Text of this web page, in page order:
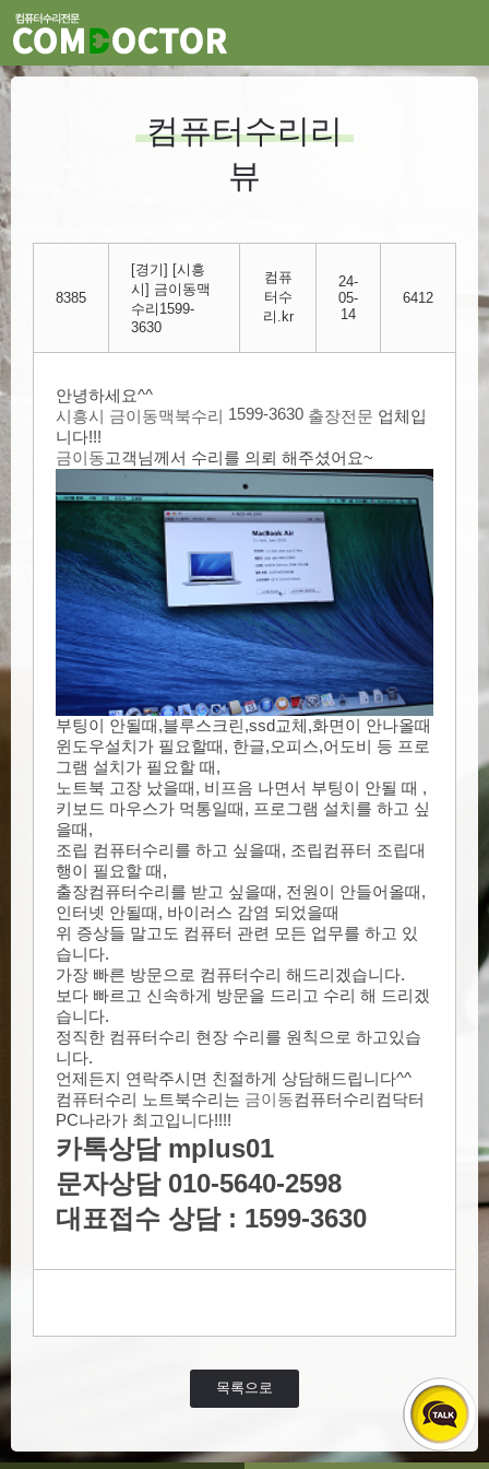
컴퓨터수리리
뷰
8385
[경기] [시흥
시] 금이동맥
수리1599-
3630
컴퓨
터수
리.kr
24-
05-
14
6412
안녕하세요^^
시흥시 ​ 금이동맥북수리 1599-3630 ​ 출장전문 업체입
니다!!!
금이동고객님께서 수리 를 의뢰 해주셨어요~
부팅이 안될때,블루스크린,ssd교체,화면이 안나올때
윈도우설치가 필요할때, 한글,오피스,어도비 등 프로
그램 설치가 필요할 때,
노트북 고장 났을때, 비프음 나면서 부팅이 안될 때 ,
키보드 마우스가 먹통일때, 프로그램 설치를 하고 싶
을때,
조립 컴퓨터수리를 하고 싶을때, 조립컴퓨터 조립대
행이 필요할 때,
출장컴퓨터수리를 받고 싶을때, 전원이 안들어올때,
인터넷 안될때, 바이러스 감염 되었을때
위 증상들 말고도 컴퓨터 관련 모든 업무를 하고 있
습니다.
가장 빠른 방문으로 컴퓨터수리 해드리겠습니다.
보다 빠르고 신속하게 방문을 드리고 수리 해 드리겠
습니다.
정직한 컴퓨터수리 현장 수리를 원칙으로 하고있습
니다.
언제든지 연락주시면 친절하게 상담해드립니다^^
컴퓨터수리 노트북수리는 금이동컴퓨터수리컴닥터
PC나라가 최고입니다!!!!
카톡상담 mplus01
문자상담 010-5640-2598
대표접수 상담 : 1599-3630
목록으로